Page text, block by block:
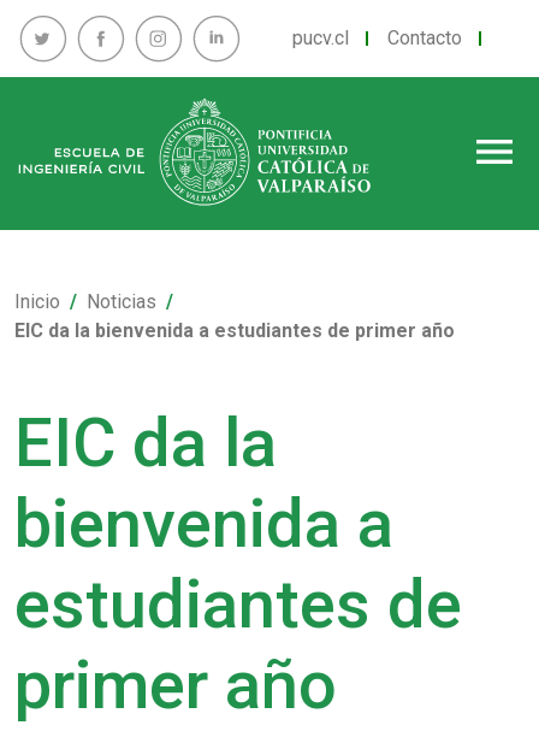
pucv.cl Contacto
menu
Inicio
Noticias
EIC da la bienvenida a estudiantes de primer año
EIC da la
bienvenida a
estudiantes de
primer año